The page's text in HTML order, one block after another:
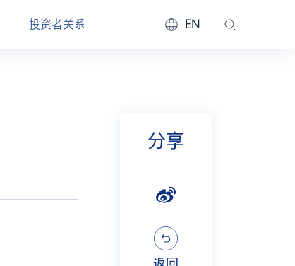
投资者关系 EN
分享